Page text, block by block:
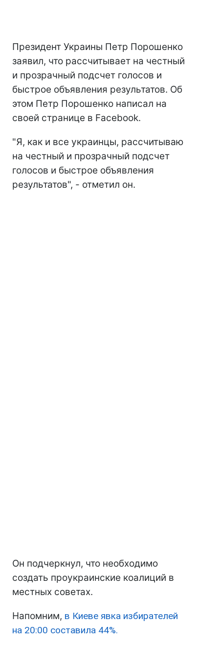
Президент Украины Петр Порошенко
заявил, что рассчитывает на честный
и прозрачный подсчет голосов и
быстрое объявления результатов. Об
этом Петр Порошенко написал на
своей странице в Facebook.
"Я, как и все украинцы, рассчитываю
на честный и прозрачный подсчет
голосов и быстрое объявления
результатов", - отметил он.
Он подчеркнул, что необходимо
создать проукраинские коалиций в
местных советах.
Напомним, в Киеве явка избирателей
на 20:00 составила 44%.